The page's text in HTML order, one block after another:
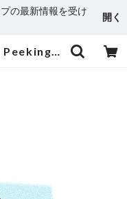
の最新情報を受け
開く
NEVER CONTENT Peeking Shinon Ver1 | 輸入アニメステッカー専門店 SUNSET Stickers Store